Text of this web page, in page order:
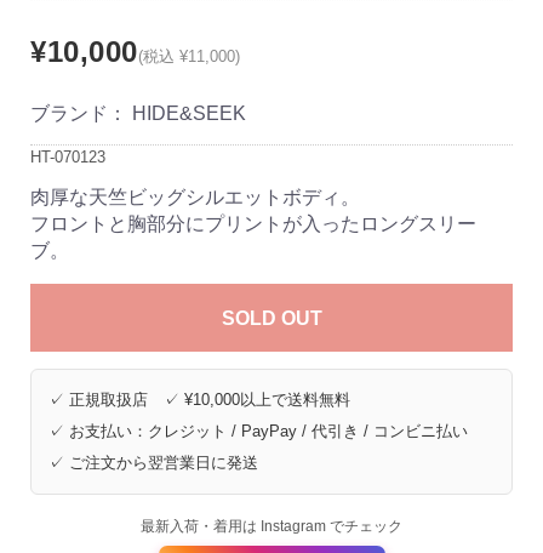
¥10,000(税込 ¥11,000)
ブランド： HIDE&SEEK
HT-070123
肉厚な天竺ビッグシルエットボディ。
フロントと胸部分にプリントが入ったロングスリー
ブ。
SOLD OUT
✓ 正規取扱店 ✓ ¥10,000以上で送料無料
✓ お支払い：クレジット / PayPay / 代引き / コンビニ払い
✓ ご注文から翌営業日に発送
最新入荷・着用は Instagram でチェック